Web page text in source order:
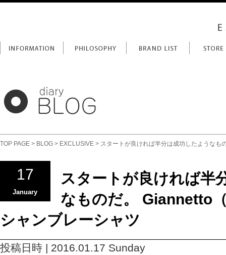
TOP PAGE > BLOG > EXCLUSIVE > スタートが良ければ半分は成功したようなも
17
January
スタートが良ければ半
なものだ。 Giannetto
シャンブレーシャツ
投稿日時 | 2016.01.17 Sunday